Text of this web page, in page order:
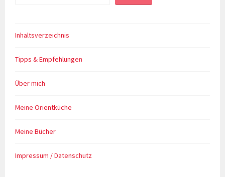
Inhaltsverzeichnis
Tipps & Empfehlungen
Über mich
Meine Orientküche
Meine Bücher
Impressum / Datenschutz